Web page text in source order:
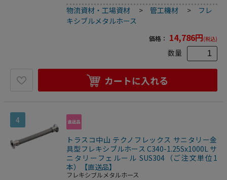
1.0S●全長(mm)：300●フェルールサイズ：1.0S●最高使用
圧力(MPa)：1.0●使用温度範囲(℃)：80●接続方式：サニタ
リーフェルール●適合流体：水、油、空気、ガス、等(腐食
性流体を除く)●最高使用圧力：1MPa●使用温度範囲：0～
80℃●接続：サニタリーフェルール●フレキ部：ステンレ
ス(SUS304)●継手部：ステンレス(SUS304)
物流資材・工場資材 >管工機材 > フレ
キシブルメタルホース
価格： 14,786円(税込)
数量
カートに入れる
4
トラスコ中山 テクノフレックス サニタリー金
具型フレキシブルホース C340-1.25Sx1000L サ
ニタリーフェルール SUS304（ご注文単位1
本）【直送品】
フレキシブルメタルホース